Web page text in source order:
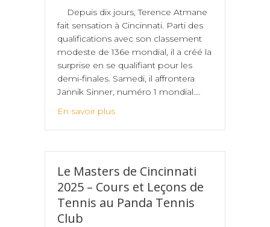
Depuis dix jours, Terence Atmane
fait sensation à Cincinnati. Parti des
qualifications avec son classement
modeste de 136e mondial, il a créé la
surprise en se qualifiant pour les
demi-finales. Samedi, il affrontera
Jannik Sinner, numéro 1 mondial.…
En savoir plus
Le Masters de Cincinnati
2025 – Cours et Leçons de
Tennis au Panda Tennis
Club